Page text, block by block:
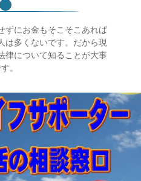
ずにお金もそこそこあれば
は多くないです。だから現
律について知ることが大事
。
活ガイド